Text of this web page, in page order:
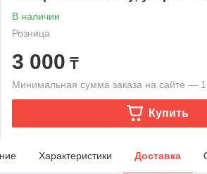
В наличии
Розница
3 000 ₸
Минимальная сумма заказа на сайте —
Купить
Характеристики Доставка